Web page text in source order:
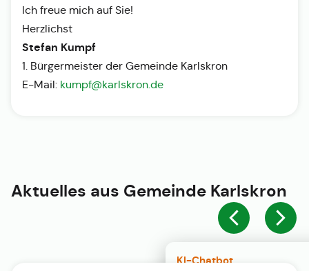
KI-Chatbot
Ich freue mich auf Sie!
Herzlichst
Stefan Kumpf
1. Bürgermeister der Gemeinde Karlskron
E-Mail: kumpf@karlskron.de
Aktuelles aus Gemeinde Karlskron